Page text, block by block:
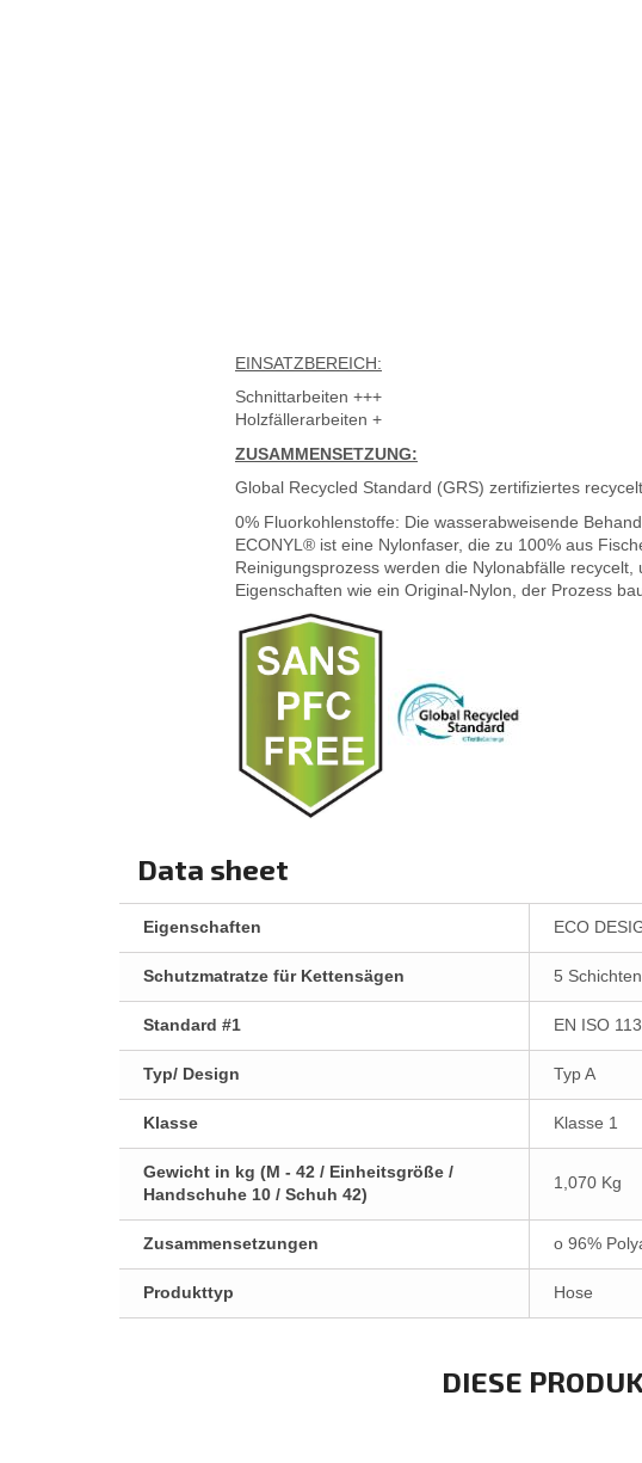
EINSATZBEREICH:
Schnittarbeiten +++
Holzfällerarbeiten +
ZUSAMMENSETZUNG:
Global Recycled Standard (GRS) zertifiziertes
0% Fluorkohlenstoffe: Die wasserabweisende
ECONYL® ist eine Nylonfaser, die zu 100% aus
Reinigungsprozess werden die Nylonabfälle
Eigenschaften wie ein Original-Nylon, der Prozess
Data sheet
Eigenschaften ECO
Schutzmatratze für Kettensägen 5
Standard #1 EN ISO
Typ/ Design Typ A
Klasse Klasse 1
Gewicht in kg (M - 42 / Einheitsgröße /
Handschuhe 10 / Schuh 42)
1,070 Kg
Zusammensetzungen o 96%
Produkttyp Hose
DIESE